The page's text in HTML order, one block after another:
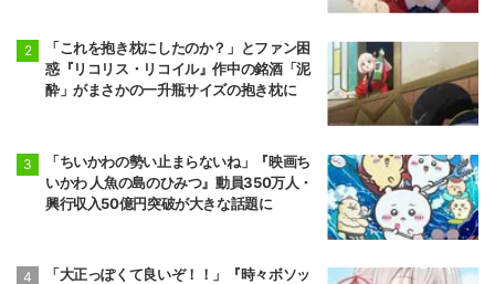
「これを抱き枕にしたのか？」とファン困
惑『リコリス・リコイル』作中の銘酒「泥
酔」がまさかの一升瓶サイズの抱き枕に
「ちいかわの勢い止まらないね」『映画ち
いかわ 人魚の島のひみつ』動員350万人・
興行収入50億円突破が大きな話題に
「大正っぽくて良いぞ！！」『時々ボソッ